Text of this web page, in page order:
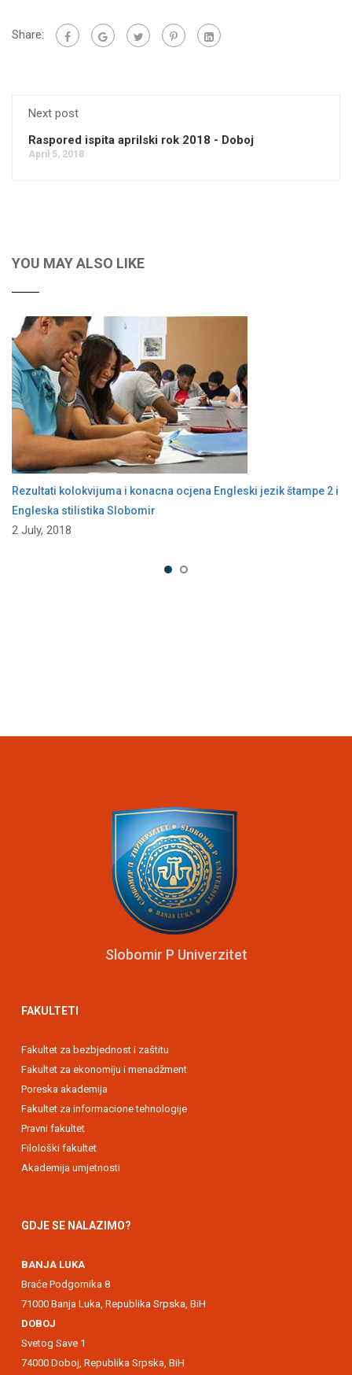
Share:
Next post
Raspored ispita aprilski rok 2018 - Doboj
April 5, 2018
YOU MAY ALSO LIKE
Rezultati kolokvijuma i konacna ocjena Engleski jezik štampe 2 i
Engleska stilistika Slobomir
2 July, 2018
Slobomir P Univerzitet
FAKULTETI
Fakultet za bezbjednost i zaštitu
Fakultet za ekonomiju i menadžment
Poreska akademija
Fakultet za informacione tehnologije
Pravni fakultet
Filološki fakultet
Akademija umjetnosti
GDJE SE NALAZIMO?
BANJA LUKA
Braće Podgornika 8
71000 Banja Luka, Republika Srpska, BiH
DOBOJ
Svetog Save 1
74000 Doboj, Republika Srpska, BiH